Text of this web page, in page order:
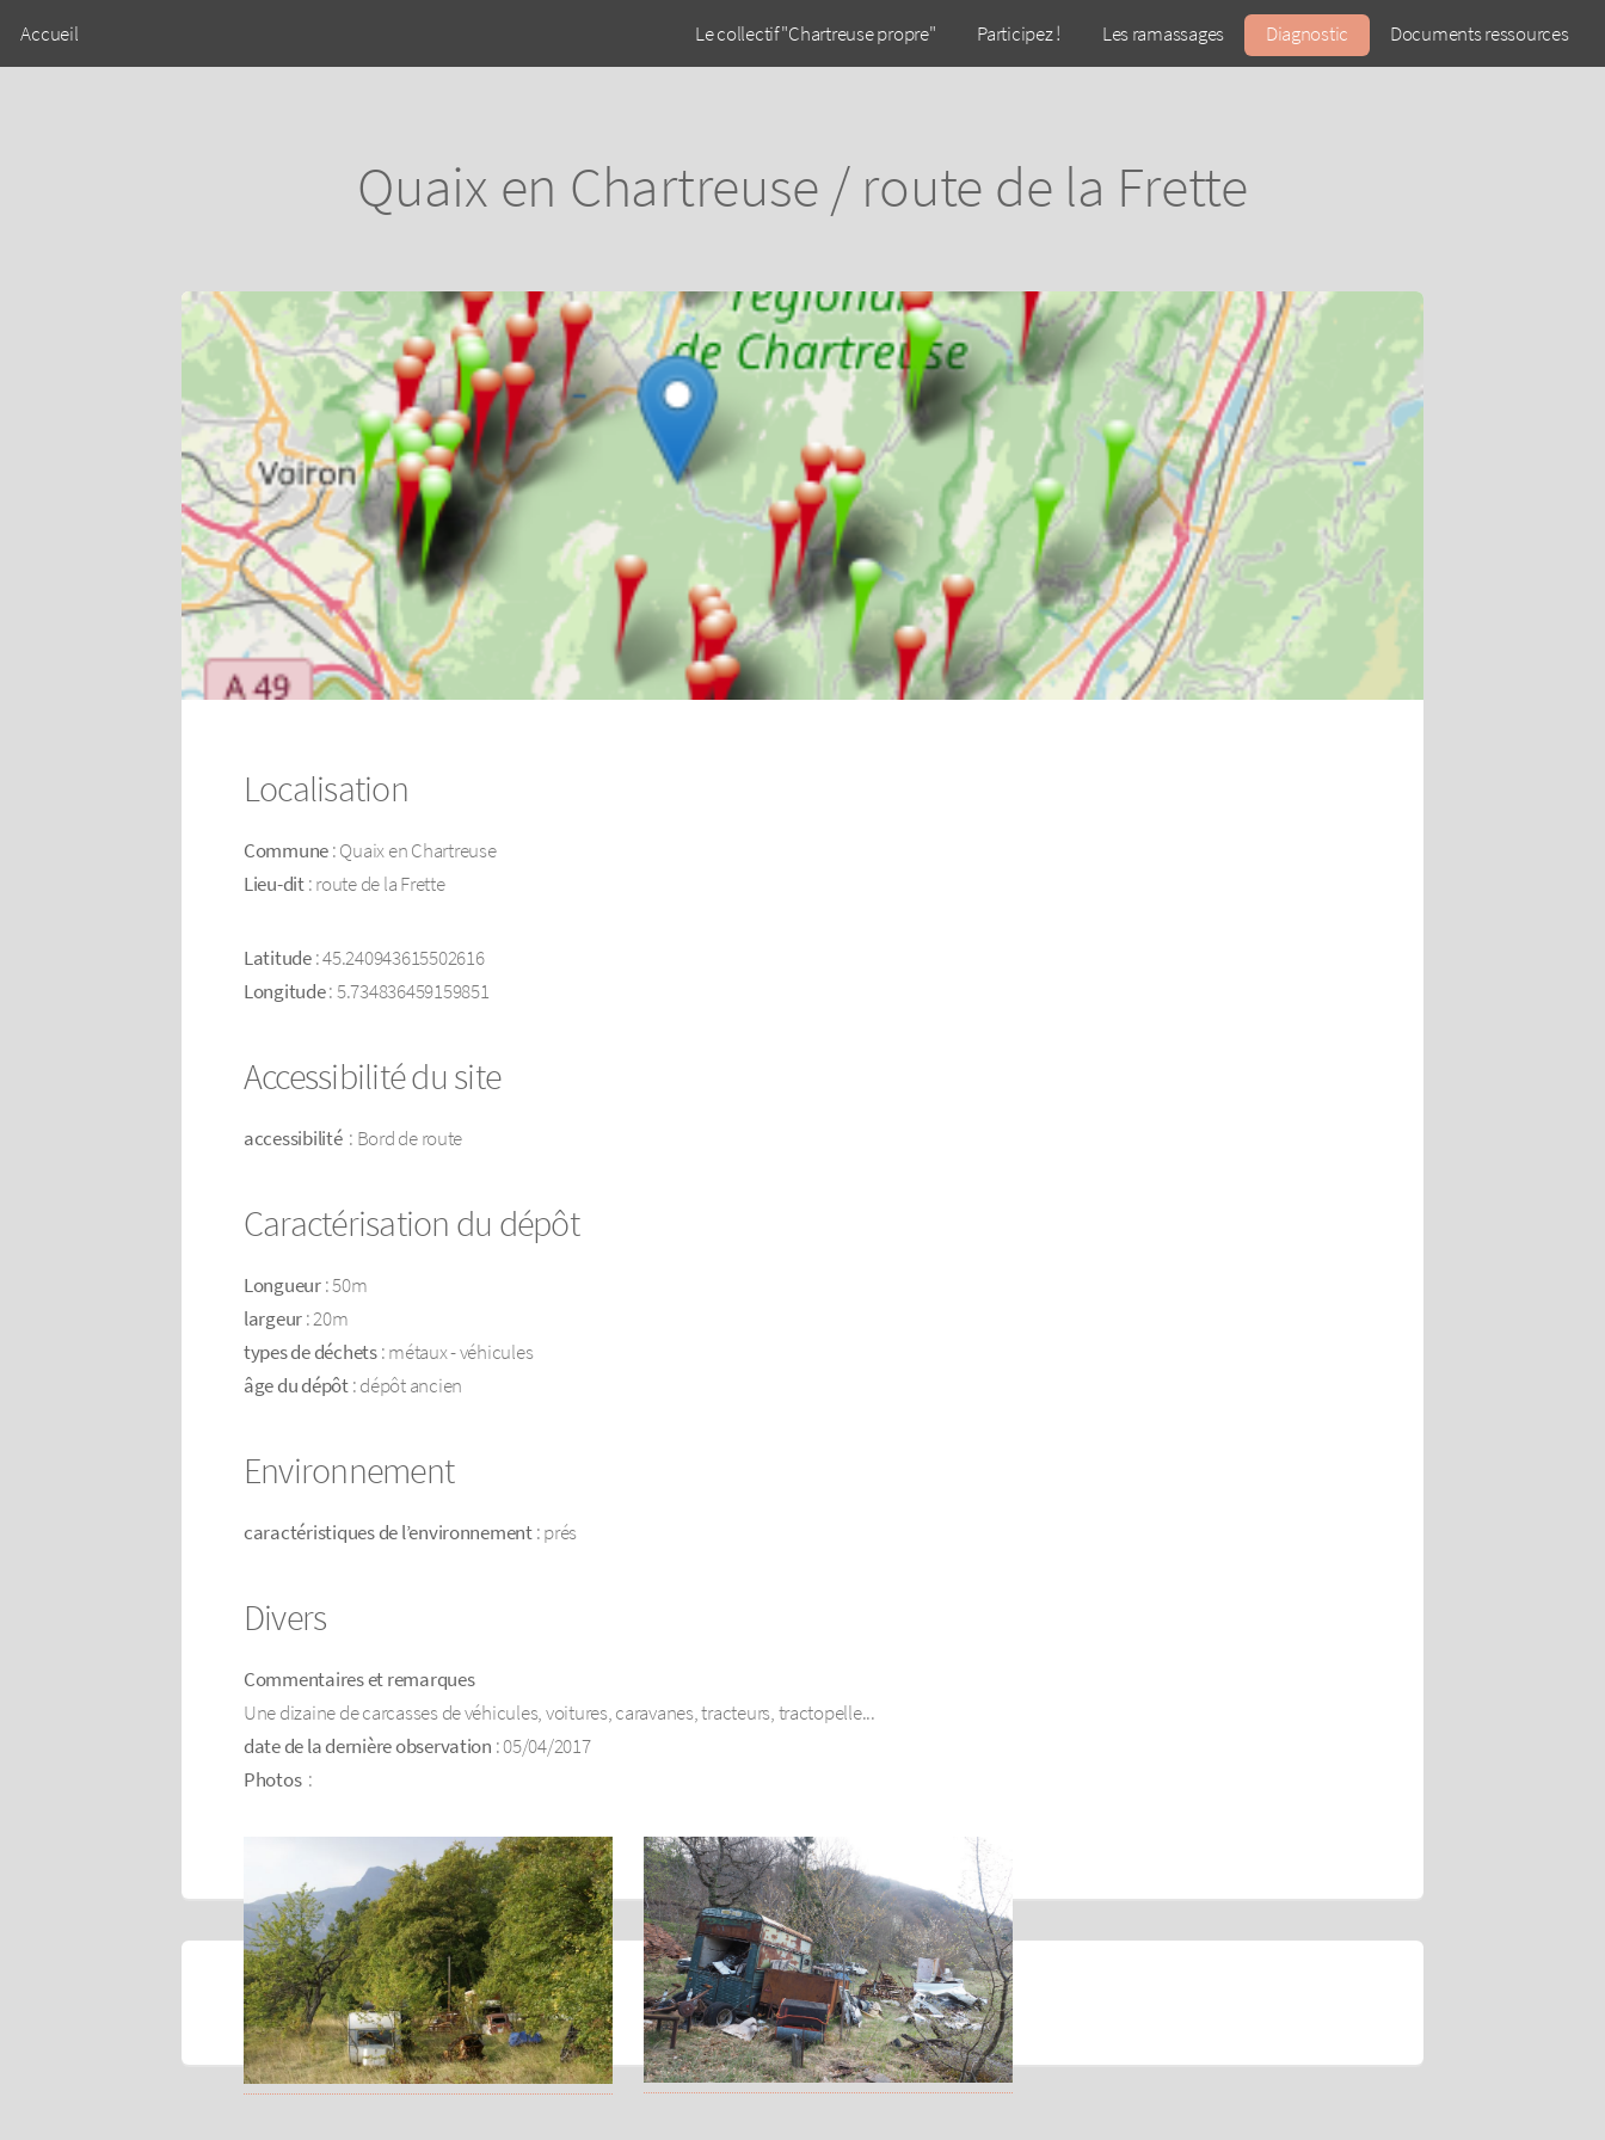
Accueil Le collectif "Chartreuse propre" Participez ! Les ramassages Diagnostic Documents ressources
Quaix en Chartreuse / route de la Frette
Localisation
Commune: Quaix en Chartreuse
Lieu-dit: route de la Frette
Latitude: 45.240943615502616
Longitude: 5.734836459159851
Accessibilité du site
accessibilité : Bord de route
Caractérisation du dépôt
Longueur: 50m
largeur: 20m
types de déchets: métaux - véhicules
âge du dépôt: dépôt ancien
Environnement
caractéristiques de l’environnement: prés
Divers
Commentaires et remarques
Une dizaine de carcasses de véhicules, voitures, caravanes, tracteurs, tractopelle...
date de la dernière observation : 05/04/2017
Photos :